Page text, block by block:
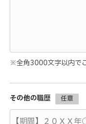
※全角3000文字以内で
その他の職歴 任意